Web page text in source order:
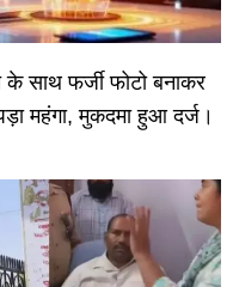
साथ फर्जी फोटो बनाकर
महंगा, मुकदमा हुआ दर्ज।